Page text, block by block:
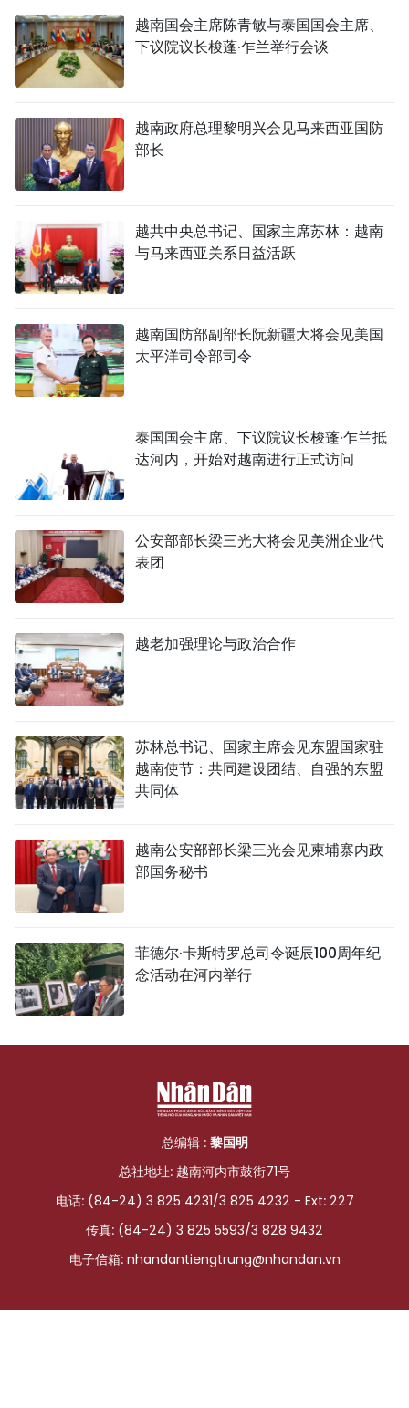
越南国会主席陈青敏与泰国国会主席、
下议院议长梭蓬·乍兰举行会谈
越南政府总理黎明兴会见马来西亚国防
部长
越共中央总书记、国家主席苏林：越南
与马来西亚关系日益活跃
越南国防部副部长阮新疆大将会见美国
太平洋司令部司令
泰国国会主席、下议院议长梭蓬·乍兰抵
达河内，开始对越南进行正式访问
公安部部长梁三光大将会见美洲企业代
表团
越老加强理论与政治合作
苏林总书记、国家主席会见东盟国家驻
越南使节：共同建设团结、自强的东盟
共同体
越南公安部部长梁三光会见柬埔寨内政
部国务秘书
菲德尔·卡斯特罗总司令诞辰100周年纪
念活动在河内举行
总编辑 : 黎国明
总社地址: 越南河内市鼓街71号
电话: (84-24) 3 825 4231/3 825 4232 - Ext: 227
传真: (84-24) 3 825 5593/3 828 9432
电子信箱: nhandantiengtrung@nhandan.vn